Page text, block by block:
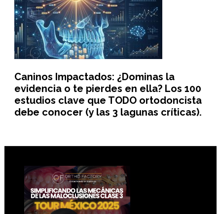
Caninos Impactados: ¿Dominas la
evidencia o te pierdes en ella? Los 100
estudios clave que TODO ortodoncista
debe conocer (y las 3 lagunas críticas).
Footer